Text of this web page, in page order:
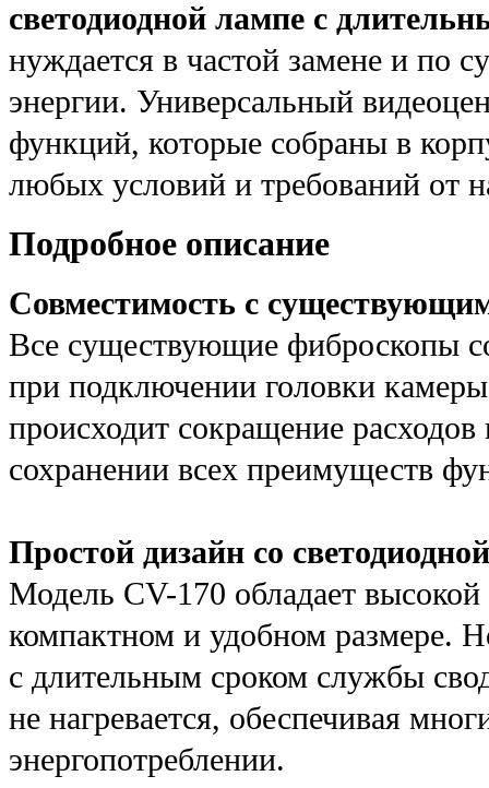
светодиодной лампе с
нуждается в частой замене и по
энергии. Универсальный
функций, которые собраны в
любых условий и требований от
Подробное описание
Совместимость с
Все существующие фиброскопы
при подключении головки
происходит сокращение
сохранении всех преимуществ
Простой дизайн со
Модель CV-170 обладает
компактном и удобном размере.
с длительным сроком службы
не нагревается, обеспечивая
энергопотреблении.